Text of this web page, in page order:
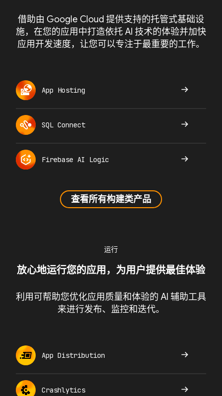
借助由 Google Cloud 提供支持的托管式基础设
施，在您的应用中打造依托 AI 技术的体验并加快
应用开发速度，让您可以专注于最重要的工作。
App Hosting
SQL Connect
Firebase AI Logic
查看所有构建类产品
运行
放心地运行您的应用，为用户提供最佳体验
利用可帮助您优化应用质量和体验的 AI 辅助工具
来进行发布、监控和迭代。
App Distribution
Crashlytics